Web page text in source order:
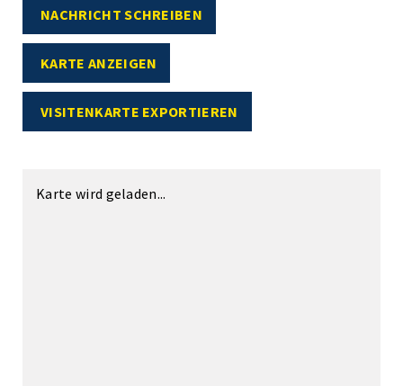
NACHRICHT SCHREIBEN
KARTE ANZEIGEN
VISITENKARTE EXPORTIEREN
Karte wird geladen...